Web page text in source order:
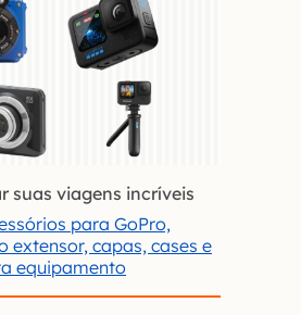
suas viagens incríveis
para GoPro,
extensor, capas, cases e
equipamento